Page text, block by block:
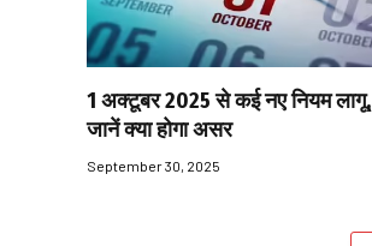
1 अक्टूबर 2025 से कई नए नियम लागू,
जानें क्या होगा असर
September 30, 2025